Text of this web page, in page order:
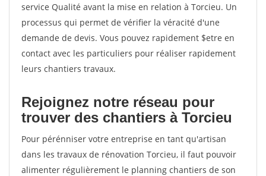
service Qualité avant la mise en relation à Torcieu. Un
processus qui permet de vérifier la véracité d'une
demande de devis. Vous pouvez rapidement $etre en
contact avec les particuliers pour réaliser rapidement
leurs chantiers travaux.
Rejoignez notre réseau pour
trouver des chantiers à Torcieu
Pour pérénniser votre entreprise en tant qu'artisan
dans les travaux de rénovation Torcieu, il faut pouvoir
alimenter régulièrement le planning chantiers de son